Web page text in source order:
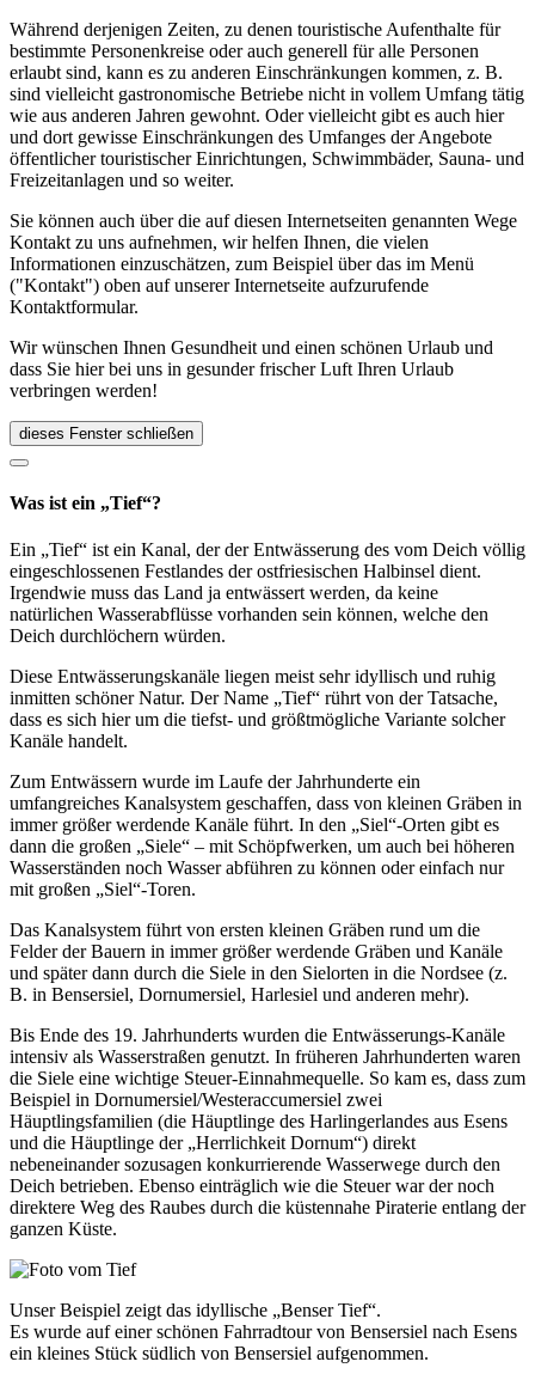
Während derjenigen Zeiten, zu denen touristische Aufenthalte für
bestimmte Personenkreise oder auch generell für alle Personen
erlaubt sind, kann es zu anderen Einschränkungen kommen, z. B.
sind vielleicht gastronomische Betriebe nicht in vollem Umfang tätig
wie aus anderen Jahren gewohnt. Oder vielleicht gibt es auch hier
und dort gewisse Einschränkungen des Umfanges der Angebote
öffentlicher touristischer Einrichtungen, Schwimmbäder, Sauna- und
Freizeitanlagen und so weiter.
Sie können auch über die auf diesen Internetseiten genannten Wege
Kontakt zu uns aufnehmen, wir helfen Ihnen, die vielen
Informationen einzuschätzen, zum Beispiel über das im Menü
("Kontakt") oben auf unserer Internetseite aufzurufende
Kontaktformular.
Wir wünschen Ihnen Gesundheit und einen schönen Urlaub und
dass Sie hier bei uns in gesunder frischer Luft Ihren Urlaub
verbringen werden!
dieses Fenster schließen
Was ist ein „Tief“?
Ein „Tief“ ist ein Kanal, der der Entwässerung des vom Deich völlig
eingeschlossenen Festlandes der ostfriesischen Halbinsel dient.
Irgendwie muss das Land ja entwässert werden, da keine
natürlichen Wasserabflüsse vorhanden sein können, welche den
Deich durchlöchern würden.
Diese Entwässerungskanäle liegen meist sehr idyllisch und ruhig
inmitten schöner Natur. Der Name „Tief“ rührt von der Tatsache,
dass es sich hier um die tiefst- und größtmögliche Variante solcher
Kanäle handelt.
Zum Entwässern wurde im Laufe der Jahrhunderte ein
umfangreiches Kanalsystem geschaffen, dass von kleinen Gräben in
immer größer werdende Kanäle führt. In den „Siel“-Orten gibt es
dann die großen „Siele“ – mit Schöpfwerken, um auch bei höheren
Wasserständen noch Wasser abführen zu können oder einfach nur
mit großen „Siel“-Toren.
Das Kanalsystem führt von ersten kleinen Gräben rund um die
Felder der Bauern in immer größer werdende Gräben und Kanäle
und später dann durch die Siele in den Sielorten in die Nordsee (z.
B. in Bensersiel, Dornumersiel, Harlesiel und anderen mehr).
Bis Ende des 19. Jahrhunderts wurden die Entwässerungs-Kanäle
intensiv als Wasserstraßen genutzt. In früheren Jahrhunderten waren
die Siele eine wichtige Steuer-Einnahmequelle. So kam es, dass zum
Beispiel in Dornumersiel/Westeraccumersiel zwei
Häuptlingsfamilien (die Häuptlinge des Harlingerlandes aus Esens
und die Häuptlinge der „Herrlichkeit Dornum“) direkt
nebeneinander sozusagen konkurrierende Wasserwege durch den
Deich betrieben. Ebenso einträglich wie die Steuer war der noch
direktere Weg des Raubes durch die küstennahe Piraterie entlang der
ganzen Küste.
Unser Beispiel zeigt das idyllische „Benser Tief“.
Es wurde auf einer schönen Fahrradtour von Bensersiel nach Esens
ein kleines Stück südlich von Bensersiel aufgenommen.